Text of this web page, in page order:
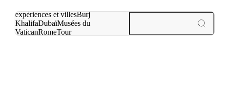
expériences et villesBurj
KhalifaDubaïMusées du
VaticanRomeTour